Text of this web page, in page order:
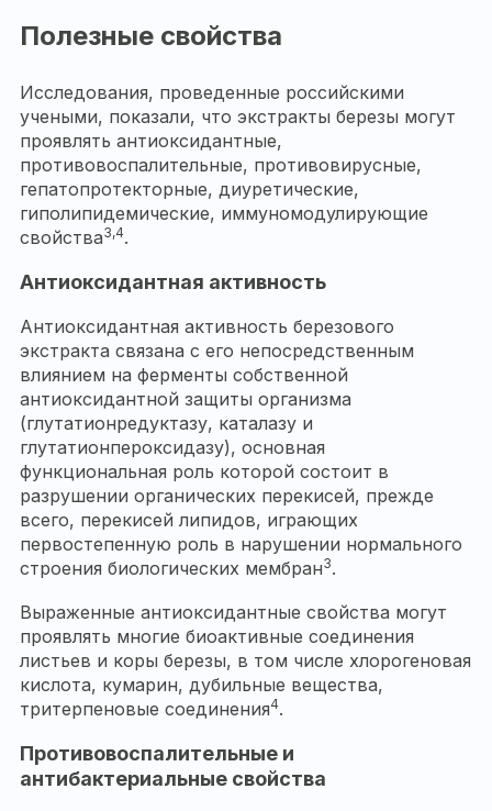
Полезные свойства
Исследования, проведенные российскими
учеными, показали, что экстракты березы могут
проявлять антиоксидантные,
противовоспалительные, противовирусные,
гепатопротекторные, диуретические,
гиполипидемические, иммуномодулирующие
свойства3,4.
Антиоксидантная активность
Антиоксидантная активность березового
экстракта связана с его непосредственным
влиянием на ферменты собственной
антиоксидантной защиты организма
(глутатионредуктазу, каталазу и
глутатионпероксидазу), основная
функциональная роль которой состоит в
разрушении органических перекисей, прежде
всего, перекисей липидов, играющих
первостепенную роль в нарушении нормального
строения биологических мембран3.
Выраженные антиоксидантные свойства могут
проявлять многие биоактивные соединения
листьев и коры березы, в том числе хлорогеновая
кислота, кумарин, дубильные вещества,
тритерпеновые соединения4.
Противовоспалительные и
антибактериальные свойства